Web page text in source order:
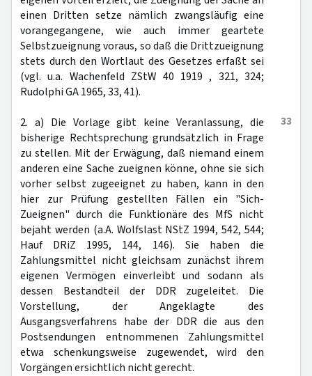
einen Dritten setze nämlich zwangsläufig eine
vorangegangene, wie auch immer geartete
Selbstzueignung voraus, so daß die Drittzueignung
stets durch den Wortlaut des Gesetzes erfaßt sei
(vgl. u.a. Wachenfeld ZStW 40 1919 , 321, 324;
Rudolphi GA 1965, 33, 41).
33
2. a) Die Vorlage gibt keine Veranlassung, die
bisherige Rechtsprechung grundsätzlich in Frage
zu stellen. Mit der Erwägung, daß niemand einem
anderen eine Sache zueignen könne, ohne sie sich
vorher selbst zugeeignet zu haben, kann in den
hier zur Prüfung gestellten Fällen ein "Sich-
Zueignen" durch die Funktionäre des MfS nicht
bejaht werden (a.A. Wolfslast NStZ 1994, 542, 544;
Hauf DRiZ 1995, 144, 146). Sie haben die
Zahlungsmittel nicht gleichsam zunächst ihrem
eigenen Vermögen einverleibt und sodann als
dessen Bestandteil der DDR zugeleitet. Die
Vorstellung, der Angeklagte des
Ausgangsverfahrens habe der DDR die aus den
Postsendungen entnommenen Zahlungsmittel
etwa schenkungsweise zugewendet, wird den
Vorgängen ersichtlich nicht gerecht.